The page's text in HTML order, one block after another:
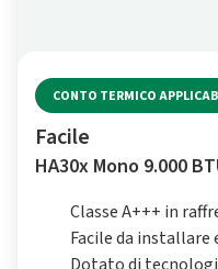
CONTO TERMICO
Facile
HA30x Mono 9.000
Classe A+++ in
Facile da installare